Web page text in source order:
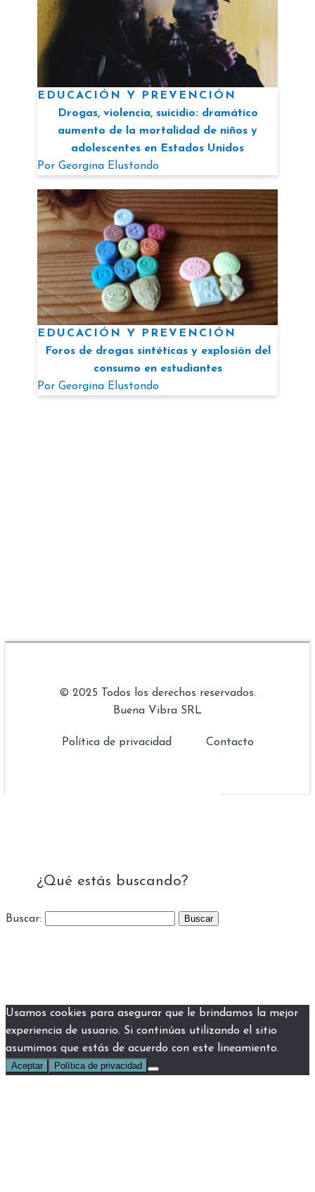
EDUCACIÓN Y PREVENCIÓN
Drogas, violencia, suicidio: dramático
aumento de la mortalidad de niños y
adolescentes en Estados Unidos
Por Georgina Elustondo
EDUCACIÓN Y PREVENCIÓN
Foros de drogas sintéticas y explosión del
consumo en estudiantes
Por Georgina Elustondo
© 2025 Todos los derechos reservados.
Buena Vibra SRL
Política de privacidad Contacto
¿Qué estás buscando?
Buscar:
Usamos cookies para asegurar que le brindamos la mejor
experiencia de usuario. Si continúas utilizando el sitio
asumimos que estás de acuerdo con este lineamiento.
Aceptar Política de privacidad